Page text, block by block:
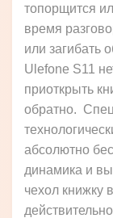
топорщится
время
или загибать
Ulefone S11
приоткрыть
обратно.
абсолютно
динамика и
чехол книжку